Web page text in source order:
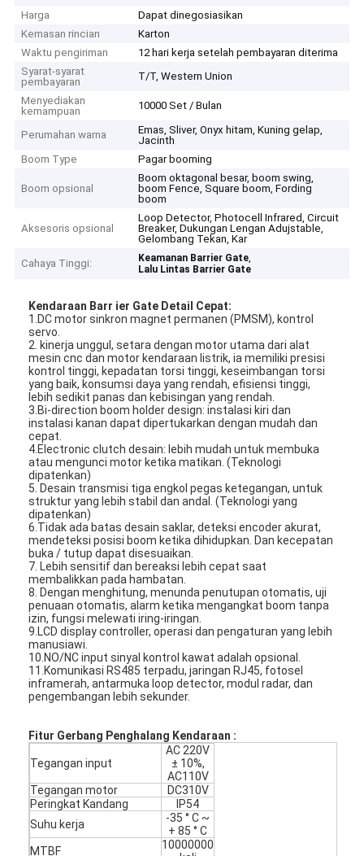
Harga
Dapat dinegosiasikan
Kemasan rincian
Karton
Waktu pengiriman
12 hari kerja setelah pembayaran diterima
Syarat-syarat
pembayaran
T/T, Western Union
Menyediakan
kemampuan
10000 Set / Bulan
Perumahan warna
Emas, Sliver, Onyx hitam, Kuning gelap,
Jacinth
Boom Type
Pagar booming
Boom opsional
Boom oktagonal besar, boom swing,
boom Fence, Square boom, Fording
boom
Aksesoris opsional
Loop Detector, Photocell Infrared, Circuit
Breaker, Dukungan Lengan Adujstable,
Gelombang Tekan, Kar
Cahaya Tinggi:
Keamanan Barrier Gate,
Lalu Lintas Barrier Gate
Kendaraan Barr ier Gate Detail Cepat:
1.DC motor sinkron magnet permanen (PMSM), kontrol
servo.
2. kinerja unggul, setara dengan motor utama dari alat
mesin cnc dan motor kendaraan listrik, ia memiliki presisi
kontrol tinggi, kepadatan torsi tinggi, keseimbangan torsi
yang baik, konsumsi daya yang rendah, efisiensi tinggi,
lebih sedikit panas dan kebisingan yang rendah.
3.Bi-direction boom holder design: instalasi kiri dan
instalasi kanan dapat dipertukarkan dengan mudah dan
cepat.
4.Electronic clutch desain: lebih mudah untuk membuka
atau mengunci motor ketika matikan. (Teknologi
dipatenkan)
5. Desain transmisi tiga engkol pegas ketegangan, untuk
struktur yang lebih stabil dan andal. (Teknologi yang
dipatenkan)
6.Tidak ada batas desain saklar, deteksi encoder akurat,
mendeteksi posisi boom ketika dihidupkan. Dan kecepatan
buka / tutup dapat disesuaikan.
7. Lebih sensitif dan bereaksi lebih cepat saat
membalikkan pada hambatan.
8. Dengan menghitung, menunda penutupan otomatis, uji
penuaan otomatis, alarm ketika mengangkat boom tanpa
izin, fungsi melewati iring-iringan.
9.LCD display controller, operasi dan pengaturan yang lebih
manusiawi.
10.NO/NC input sinyal kontrol kawat adalah opsional.
11.Komunikasi RS485 terpadu, jaringan RJ45, fotosel
inframerah, antarmuka loop detector, modul radar, dan
pengembangan lebih sekunder.
Fitur Gerbang Penghalang Kendaraan :
Tegangan input
AC 220V
± 10%,
AC110V
Tegangan motor
DC310V
Peringkat Kandang
IP54
Suhu kerja
-35 ° C ~
+ 85 ° C
MTBF
10000000